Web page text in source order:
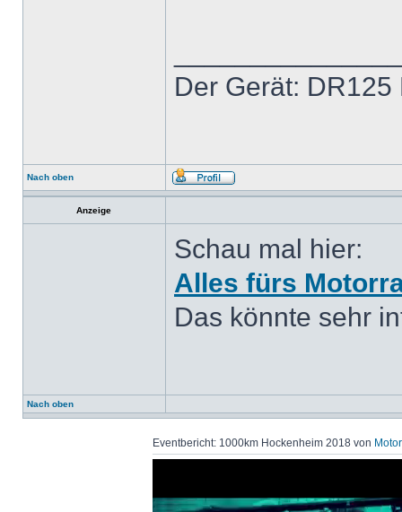
Der Gerät: DR125
Nach oben
Anzeige
Schau mal hier:
Alles fürs
Das könnte sehr
Nach oben
Eventbericht: 1000km Hockenheim 2018 von